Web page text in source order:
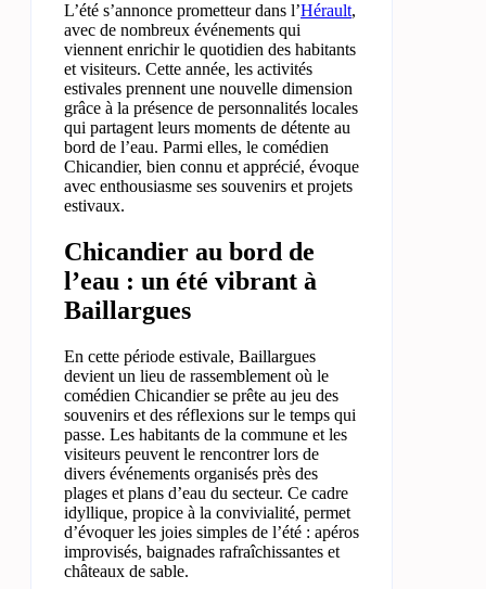
L’été s’annonce prometteur dans l’Hérault,
avec de nombreux événements qui
viennent enrichir le quotidien des habitants
et visiteurs. Cette année, les activités
estivales prennent une nouvelle dimension
grâce à la présence de personnalités locales
qui partagent leurs moments de détente au
bord de l’eau. Parmi elles, le comédien
Chicandier, bien connu et apprécié, évoque
avec enthousiasme ses souvenirs et projets
estivaux.
Chicandier au bord de
l’eau : un été vibrant à
Baillargues
En cette période estivale, Baillargues
devient un lieu de rassemblement où le
comédien Chicandier se prête au jeu des
souvenirs et des réflexions sur le temps qui
passe. Les habitants de la commune et les
visiteurs peuvent le rencontrer lors de
divers événements organisés près des
plages et plans d’eau du secteur. Ce cadre
idyllique, propice à la convivialité, permet
d’évoquer les joies simples de l’été : apéros
improvisés, baignades rafraîchissantes et
châteaux de sable.